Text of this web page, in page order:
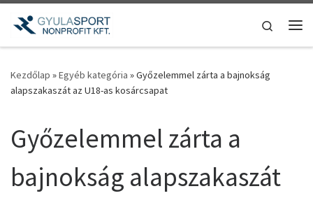
Teljes tartalom megjelenítése
Search
Kezdőlap »Egyéb kategória »Győzelemmel zárta a bajnokság
alapszakaszát az U18-as kosárcsapat
Győzelemmel zárta a
bajnokság alapszakaszát